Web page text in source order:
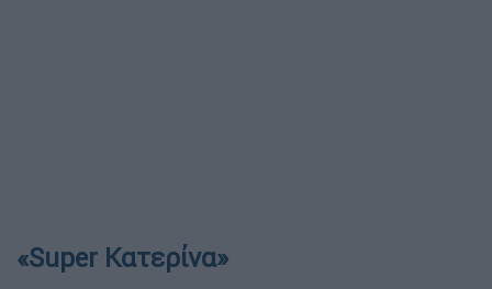
«Super Κατερίνα»